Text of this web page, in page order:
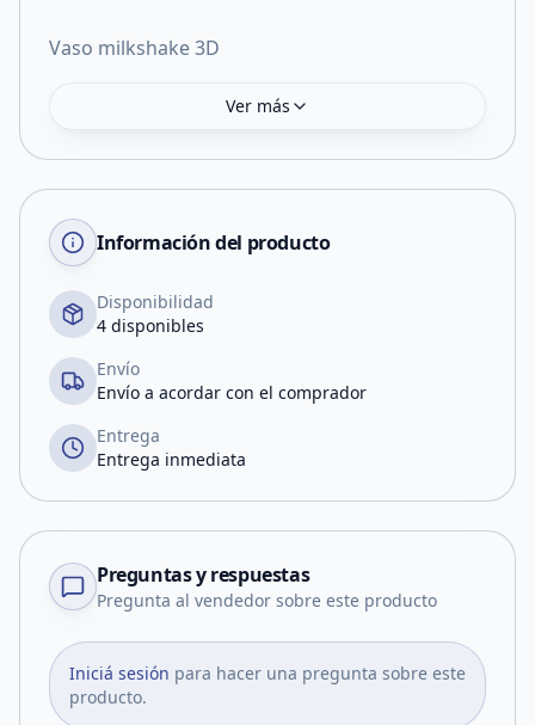
Vaso milkshake 3D
Ver más
Información del producto
Disponibilidad
4 disponibles
Envío
Envío a acordar con el comprador
Entrega
Entrega inmediata
Preguntas y respuestas
Pregunta al vendedor sobre este producto
Iniciá sesión para hacer una pregunta sobre este
producto.